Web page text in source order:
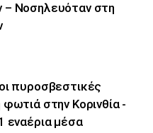
Νοσηλευόταν στη
πυροσβεστικές
στην Κορινθία -
εναέρια μέσα